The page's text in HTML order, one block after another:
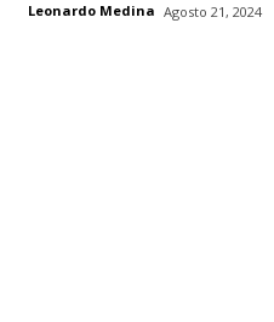
Leonardo Medina Agosto 21, 2024